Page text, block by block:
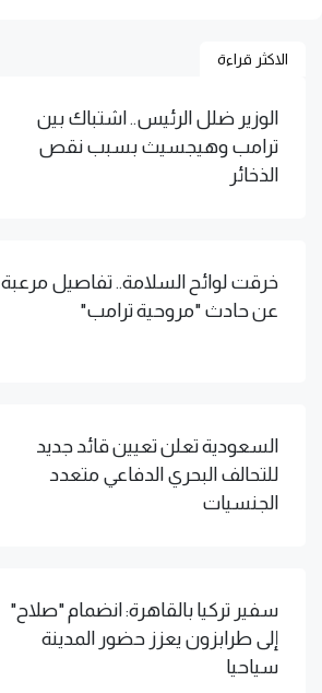
الاكثر قراءة
الوزير ضلل الرئيس.. اشتباك بين
ترامب وهيجسيث بسبب نقص
الذخائر
خرقت لوائح السلامة.. تفاصيل مرعبة
عن حادث "مروحية ترامب"
السعودية تعلن تعيين قائد جديد
للتحالف البحري الدفاعي متعدد
الجنسيات
سفير تركيا بالقاهرة: انضمام "صلاح"
إلى طرابزون يعزز حضور المدينة
سياحيا